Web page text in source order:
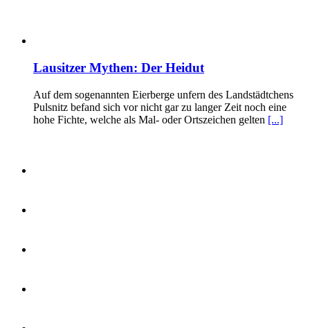
Lausitzer Mythen: Der Heidut
Auf dem sogenannten Eierberge unfern des Landstädtchens
Pulsnitz befand sich vor nicht gar zu langer Zeit noch eine
hohe Fichte, welche als Mal- oder Ortszeichen gelten [...]